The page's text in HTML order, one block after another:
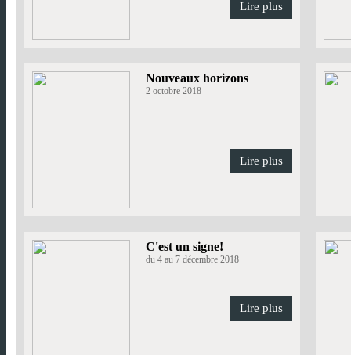
Lire plus
Nouveaux horizons
2 octobre 2018
Lire plus
C'est un signe!
du 4 au 7 décembre 2018
Lire plus